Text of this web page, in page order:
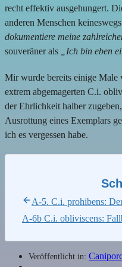
recht effektiv ausgehungert.
anderen Menschen
dokumentiere meine
souveräner als „Ich bin eben
Mir wurde bereits einige Male
extrem abgemagerten C.i.
der Ehrlichkeit halber
Ausrottung eines Exemplars
ich es vergessen habe.
A-5. C.i. prohibens:
A-6b C.i. obliviscens:
Veröffentlicht in: